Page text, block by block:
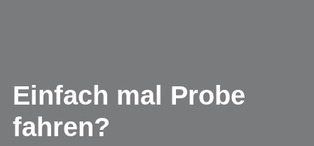
Einfach mal Probe
fahren?